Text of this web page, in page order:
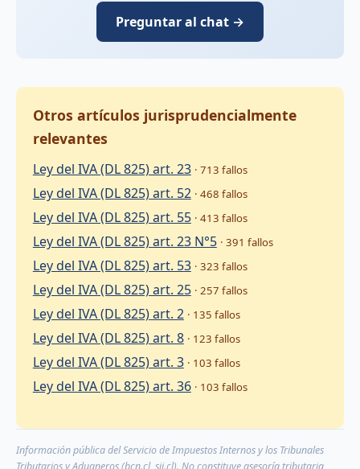
Preguntar al chat →
Otros artículos jurisprudencialmente
relevantes
Ley del IVA (DL 825) art. 23 · 713 fallos
Ley del IVA (DL 825) art. 52 · 468 fallos
Ley del IVA (DL 825) art. 55 · 413 fallos
Ley del IVA (DL 825) art. 23 N°5 · 391 fallos
Ley del IVA (DL 825) art. 53 · 323 fallos
Ley del IVA (DL 825) art. 25 · 257 fallos
Ley del IVA (DL 825) art. 2 · 135 fallos
Ley del IVA (DL 825) art. 8 · 123 fallos
Ley del IVA (DL 825) art. 3 · 103 fallos
Ley del IVA (DL 825) art. 36 · 103 fallos
Información pública del Servicio de Impuestos Internos y los Tribunales